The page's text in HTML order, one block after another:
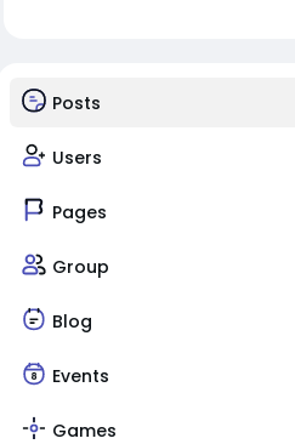
Posts
Users
Pages
Group
Blog
Events
Games